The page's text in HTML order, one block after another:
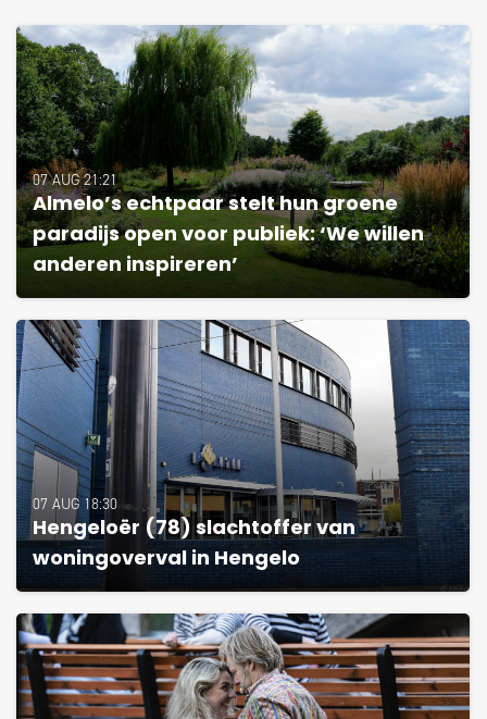
07 AUG 21:21
Almelo’s echtpaar stelt hun groene
paradijs open voor publiek: ‘We willen
anderen inspireren’
07 AUG 18:30
Hengeloër (78) slachtoffer van
woningoverval in Hengelo